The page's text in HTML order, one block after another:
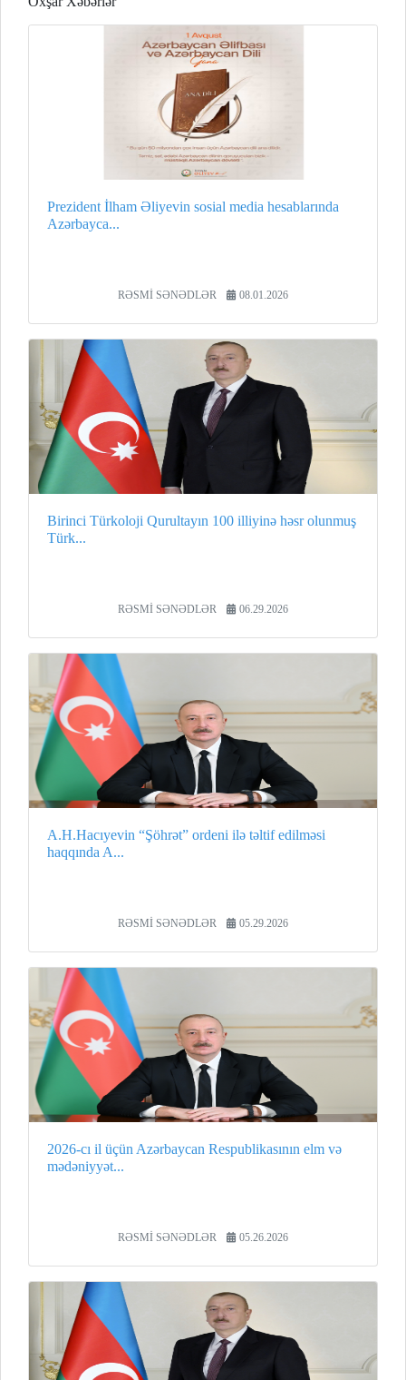
Prezident İlham Əliyevin sosial media hesablarında
Azərbayca...
RƏSMİ SƏNƏDLƏR 08.01.2026
Birinci Türkoloji Qurultayın 100 illiyinə həsr olunmuş
Türk...
RƏSMİ SƏNƏDLƏR 06.29.2026
A.H.Hacıyevin “Şöhrət” ordeni ilə təltif edilməsi
haqqında A...
RƏSMİ SƏNƏDLƏR 05.29.2026
2026-cı il üçün Azərbaycan Respublikasının elm və
mədəniyyət...
RƏSMİ SƏNƏDLƏR 05.26.2026